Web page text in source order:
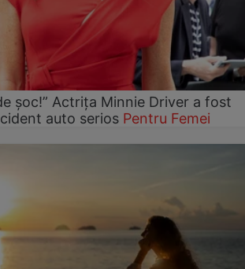
șoc!” Actrița Minnie Driver a fost
auto serios Pentru Femei